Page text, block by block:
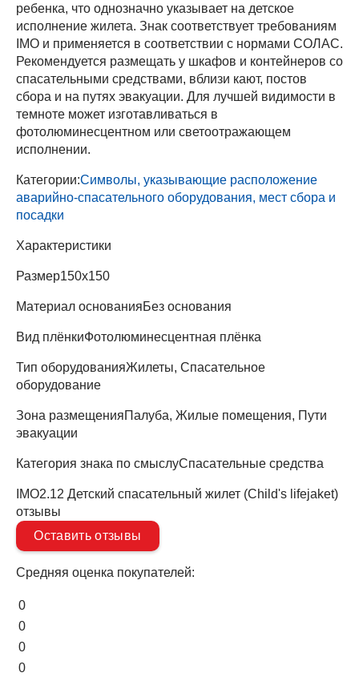
ребенка, что однозначно указывает на детское
исполнение жилета. Знак соответствует требованиям
IMO и применяется в соответствии с нормами СОЛАС.
Рекомендуется размещать у шкафов и контейнеров со
спасательными средствами, вблизи кают, постов
сбора и на путях эвакуации. Для лучшей видимости в
темноте может изготавливаться в
фотолюминесцентном или светоотражающем
исполнении.
Категории:Символы, указывающие расположение
аварийно-спасательного оборудования, мест сбора и
посадки
Характеристики
Размер150х150
Материал основанияБез основания
Вид плёнкиФотолюминесцентная плёнка
Тип оборудованияЖилеты, Спасательное
оборудование
Зона размещенияПалуба, Жилые помещения, Пути
эвакуации
Категория знака по смыслуСпасательные средства
IMO2.12 Детский спасательный жилет (Сhild's lifejaket)
отзывы
Оставить отзывы
Средняя оценка покупателей:
0
0
0
0